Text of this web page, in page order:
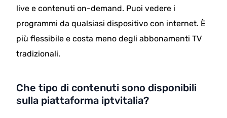
live e contenuti on-demand. Puoi vedere i
programmi da qualsiasi dispositivo con internet. È
più flessibile e costa meno degli abbonamenti TV
tradizionali.
Che tipo di contenuti sono disponibili
sulla piattaforma iptvitalia?